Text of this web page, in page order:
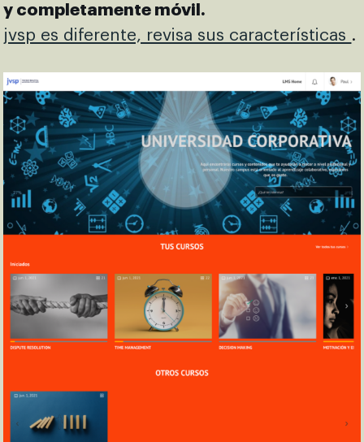
y completamente móvil.
jvsp es diferente, revisa sus características .